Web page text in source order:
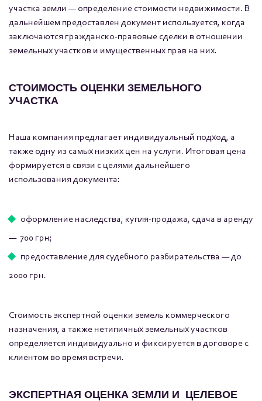
участка земли — определение стоимости недвижимости. В
дальнейшем предоставлен документ используется, когда
заключаются гражданско-правовые сделки в отношении
земельных участков и имущественных прав на них.
СТОИМОСТЬ ОЦЕНКИ ЗЕМЕЛЬНОГО
УЧАСТКА
Наша компания предлагает индивидуальный подход, а
также одну из самых низких цен на услуги. Итоговая цена
формируется в связи с целями дальнейшего
использования документа:
оформление наследства, купля-продажа, сдача в аренду
— 700 грн;
предоставление для судебного разбирательства — до
2000 грн.
Стоимость экспертной оценки земель коммерческого
назначения, а также нетипичных земельных участков
определяется индивидуально и фиксируется в договоре с
клиентом во время встречи.
ЭКСПЕРТНАЯ ОЦЕНКА ЗЕМЛИ И ЦЕЛЕВОЕ